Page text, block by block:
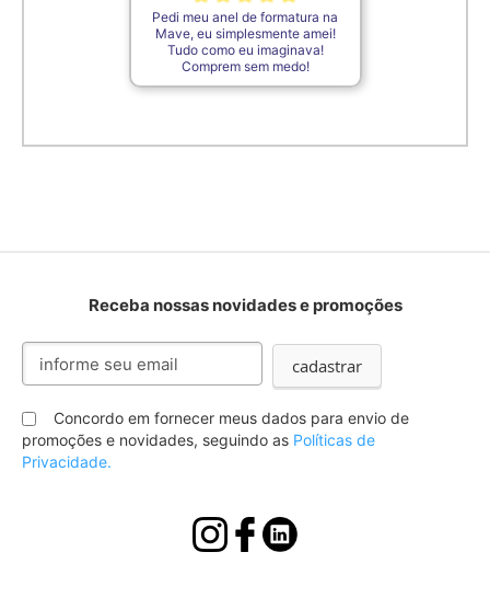
Pedi meu anel de formatura na
Mave, eu simplesmente amei!
Tudo como eu imaginava!
Comprem sem medo!
Receba nossas novidades e promoções
Inscreva-
nossa
Newsletter:
cadastrar
Concordo em fornecer meus dados para envio de
promoções e novidades, seguindo as Políticas de
Privacidade.